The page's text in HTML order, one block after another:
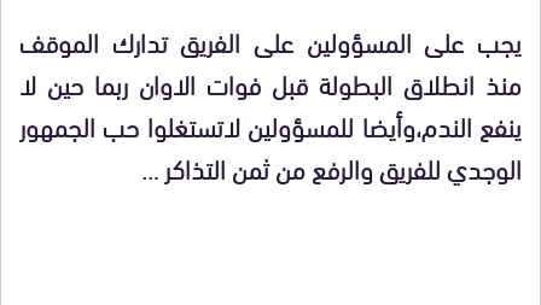
يجب على المسؤولين على الفريق تدارك الموقف
منذ انطلاق البطولة قبل فوات الاوان ربما حين لا
ينفع الندم،وأيضا للمسؤولين لاتستغلوا حب الجمهور
الوجدي للفريق والرفع من ثمن التذاكر …